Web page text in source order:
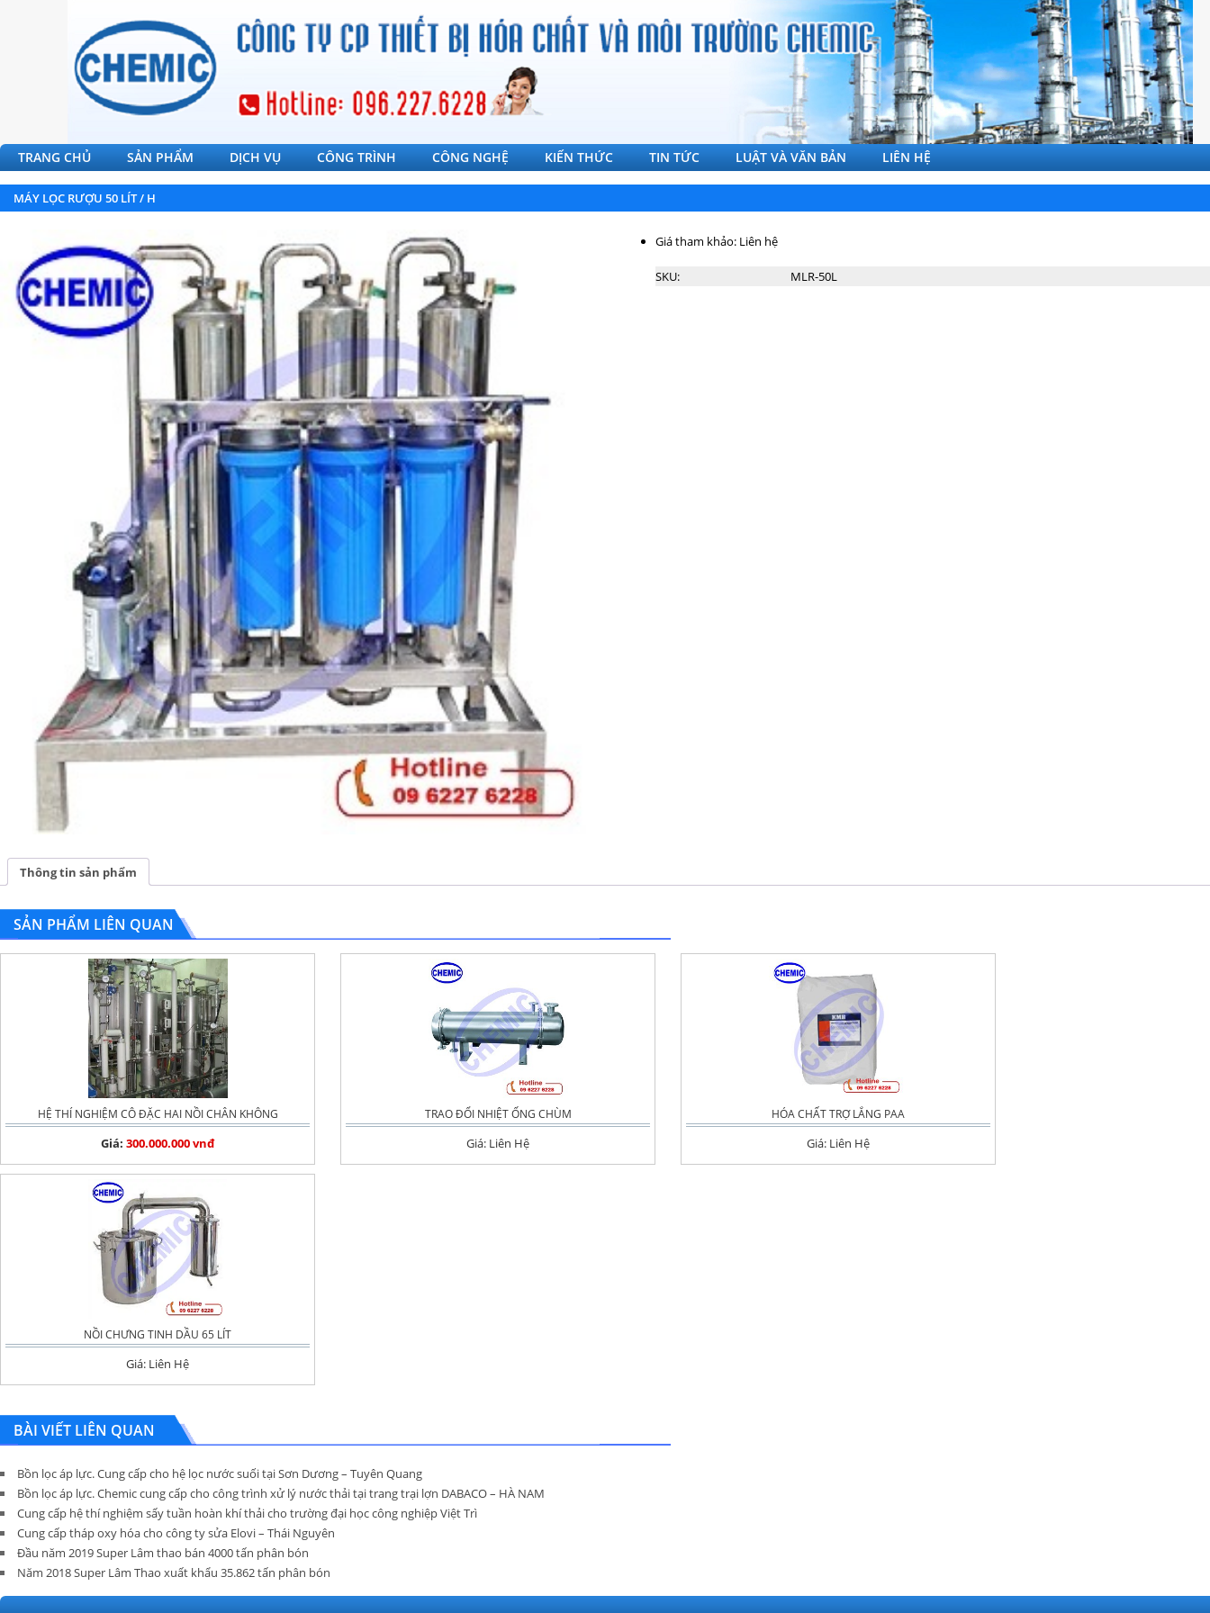
TRANG CHỦ SẢN PHẨM DỊCH VỤ CÔNG TRÌNH CÔNG NGHỆ KIẾN THỨC TIN TỨC LUẬT VÀ VĂN BẢN LIÊN HỆ
MÁY LỌC RƯỢU 50 LÍT / H
Giá tham khảo: Liên hệ
SKU: MLR-50L
Thông tin sản phẩm
SẢN PHẨM LIÊN QUAN
HỆ THÍ NGHIỆM CÔ ĐẶC HAI NỒI CHÂN KHÔNG
Giá: 300.000.000 vnđ
TRAO ĐỔI NHIỆT ỐNG CHÙM
Giá: Liên Hệ
HÓA CHẤT TRỢ LẮNG PAA
Giá: Liên Hệ
NỒI CHƯNG TINH DẦU 65 LÍT
Giá: Liên Hệ
BÀI VIẾT LIÊN QUAN
Bồn lọc áp lực. Cung cấp cho hệ lọc nước suối tại Sơn Dương – Tuyên Quang
Bồn lọc áp lực. Chemic cung cấp cho công trình xử lý nước thải tại trang trại lợn DABACO – HÀ NAM
Cung cấp hệ thí nghiệm sấy tuần hoàn khí thải cho trường đại học công nghiệp Việt Trì
Cung cấp tháp oxy hóa cho công ty sửa Elovi – Thái Nguyên
Đầu năm 2019 Super Lâm thao bán 4000 tấn phân bón
Năm 2018 Super Lâm Thao xuất khẩu 35.862 tấn phân bón